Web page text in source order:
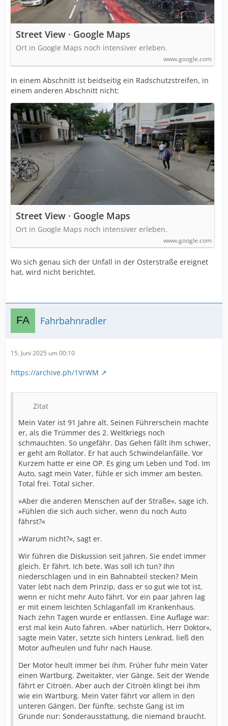
Street View · Google Maps
Ort in Google Maps noch intensiver erleben.
www.google.com
In einem Abschnitt ist beidseitig ein Radschutzstreifen, in
einem anderen Abschnitt nicht:
Street View · Google Maps
Ort in Google Maps noch intensiver erleben.
www.google.com
Wo sich genau sich der Unfall in der Osterstraße ereignet
hat, wird nicht berichtet.
Fahrbahnradler
15. Juni 2025 um 00:10
https://archive.ph/1VrWM
Zitat
Mein Vater ist 91 Jahre alt. Seinen Führerschein machte
er, als die Trümmer des 2. Weltkriegs noch
schmauchten. So ungefähr. Das Gehen fällt ihm schwer,
er geht am Rollator. Er hat auch Schwindelanfälle. Vor
Kurzem hatte er eine OP. Es ging um Leben und Tod. Im
Auto, sagt mein Vater, fühle er sich immer am besten.
Total frei. Total sicher.
»Aber die anderen Menschen auf der Straße«, sage ich.
»Fühlen die sich auch sicher, wenn du noch Auto
fährst?«
»Warum nicht?«, sagt er.
Wir führen die Diskussion seit Jahren. Sie endet immer
gleich. Er fährt. Ich bete. Was soll ich tun? Ihn
niederschlagen und in ein Bahnabteil stecken? Mein
Vater lebt nach dem Prinzip, dass er so gut wie tot ist,
wenn er nicht mehr Auto fährt. Vor ein paar Jahren lag
er mit einem leichten Schlaganfall im Krankenhaus.
Nach zehn Tagen wurde er entlassen. Eine Auflage war:
erst mal kein Auto fahren. »Aber natürlich, Herr Doktor«,
sagte mein Vater, setzte sich hinters Lenkrad, ließ den
Motor aufheulen und fuhr nach Hause.
Der Motor heult immer bei ihm. Früher fuhr mein Vater
einen Wartburg. Zweitakter, vier Gänge. Seit der Wende
fährt er Citroën. Aber auch der Citroën klingt bei ihm
wie ein Wartburg. Mein Vater fährt vor allem in den
unteren Gängen. Der fünfte, sechste Gang ist im
Grunde nur: Sonderausstattung, die niemand braucht.